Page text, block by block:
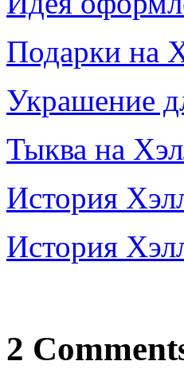
Подарки на
Украшение
Тыква на
История
История
2